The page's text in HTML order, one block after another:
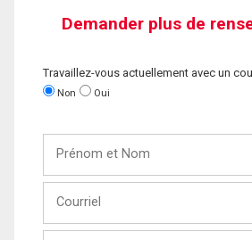
Demander plus de
Travaillez-vous actuellement avec un
Non Oui
Nom